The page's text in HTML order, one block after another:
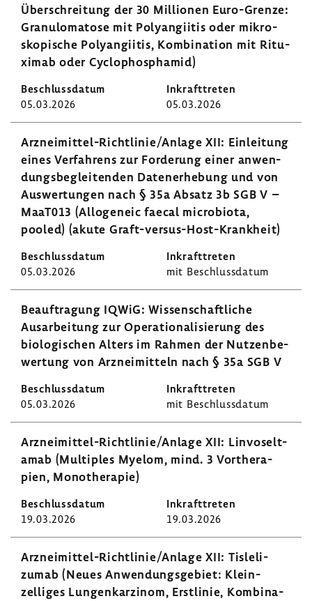
Über­schrei­tung der 30 Millionen Euro-​Grenze:
Granu­lo­ma­tose mit Poly­an­giitis oder mikro­
sko­pi­sche Poly­an­giitis, Kombi­na­tion mit Ritu­
ximab oder Cyclo­phos­phamid)
05.03.2026 05.03.2026
Arzneimittel-​Richtlinie/Anlage XII: Einlei­tung
eines Verfah­rens zur Forde­rung einer anwen­
dungs­be­glei­tenden Daten­er­he­bung und von
Auswer­tungen nach § 35a Absatz 3b SGB V –
MaaT013 (Allo­geneic faecal micro­biota,
pooled) (akute Graft-​versus-Host-Krankheit)
05.03.2026 mit Beschluss­datum
Beauf­tra­gung IQWiG: Wissen­schaft­liche
Ausar­bei­tung zur Opera­tio­na­li­sie­rung des
biolo­gi­schen Alters im Rahmen der Nutzen­be­
wer­tung von Arznei­mit­teln nach § 35a SGB V
05.03.2026 mit Beschluss­datum
Arzneimittel-​Richtlinie/Anlage XII: Linvo­selt­
amab (Multi­ples Myelom, mind. 3 Vorthe­ra­
pien, Mono­the­rapie)
19.03.2026 19.03.2026
Arzneimittel-​Richtlinie/Anlage XII: Tisle­li­
zumab (Neues Anwen­dungs­ge­biet: Klein­
zelliges Lungen­kar­zinom, Erst­linie, Kombi­na­